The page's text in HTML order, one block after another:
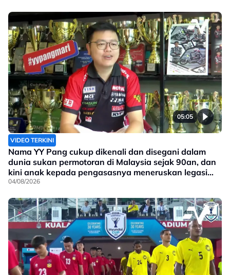
05:05
VIDEO TERKINI
Nama YY Pang cukup dikenali dan disegani dalam
dunia sukan permotoran di Malaysia sejak 90an, dan
kini anak kepada pengasasnya meneruskan legasi
yang telah ditinggalkan
04/08/2026